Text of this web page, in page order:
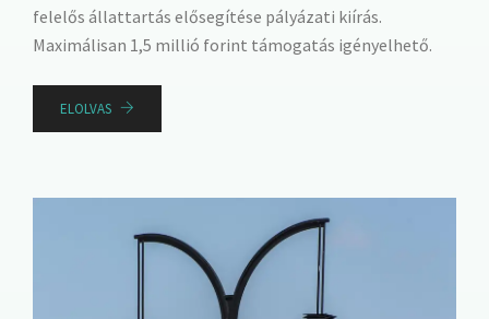
felelős állattartás elősegítése pályázati kiírás.
Maximálisan 1,5 millió forint támogatás igényelhető.
ELOLVAS